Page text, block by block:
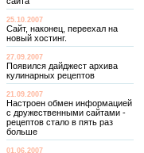
25.10.2007
Сайт, наконец, переехал на
новый хостинг.
27.09.2007
Появился дайджест архива
кулинарных рецептов
21.09.2007
Настроен обмен информацией
с дружественными сайтами -
рецептов стало в пять раз
больше
01.06.2007